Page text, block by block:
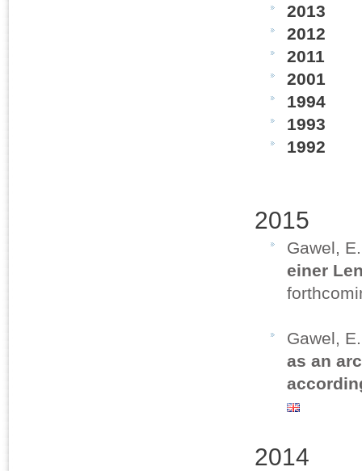
2013
2012
2011
2001
1994
1993
1992
2015
Gawel,
einer
Gawel,
as an
2014